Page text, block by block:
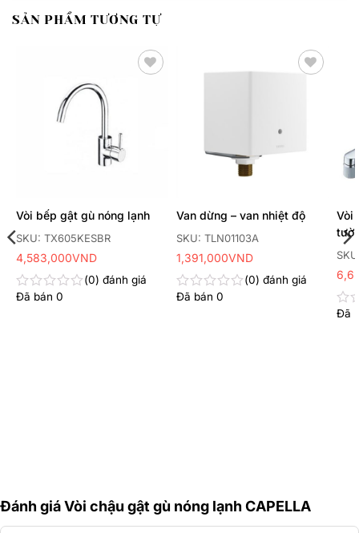
SẢN PHẨM TƯƠNG TỰ
SKU: TX605KESBR
Vòi bếp gật gù nóng lạnh
Được
0
đánh giá
Đã bán 0
4,583,000VND
SKU: TLN01103A
Van dừng – van nhiệt độ
Được
0
đánh giá
Đã bán 0
1,391,000VND
Vòi
Đã
Đánh giá Vòi chậu gật gù nóng lạnh CAPELLA